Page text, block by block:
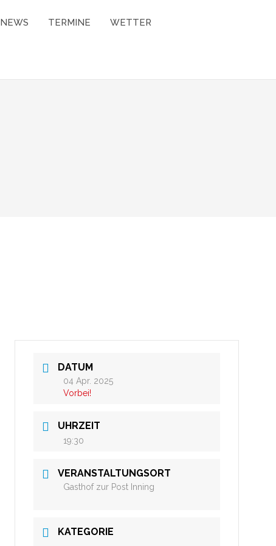
NEWS TERMINE WETTER
DATUM
04 Apr. 2025
Vorbei!
UHRZEIT
19:30
VERANSTALTUNGSORT
Gasthof zur Post Inning
KATEGORIE